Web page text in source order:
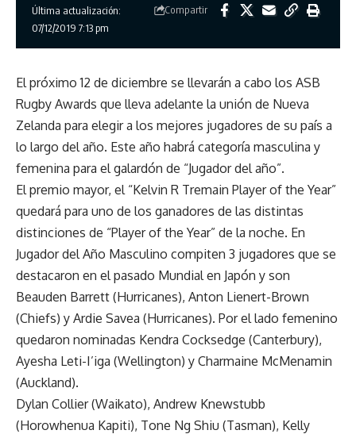
Última actualización:
07/12/2019 7:13 pm
Compartir
El próximo 12 de diciembre se llevarán a cabo los ASB
Rugby Awards que lleva adelante la unión de Nueva
Zelanda para elegir a los mejores jugadores de su país a
lo largo del año. Este año habrá categoría masculina y
femenina para el galardón de “Jugador del año”.
El premio mayor, el “Kelvin R Tremain Player of the Year”
quedará para uno de los ganadores de las distintas
distinciones de “Player of the Year” de la noche. En
Jugador del Año Masculino compiten 3 jugadores que se
destacaron en el pasado Mundial en Japón y son
Beauden Barrett (Hurricanes), Anton Lienert-Brown
(Chiefs) y Ardie Savea (Hurricanes). Por el lado femenino
quedaron nominadas Kendra Cocksedge (Canterbury),
Ayesha Leti-I’iga (Wellington) y Charmaine McMenamin
(Auckland).
Dylan Collier (Waikato), Andrew Knewstubb
(Horowhenua Kapiti), Tone Ng Shiu (Tasman), Kelly